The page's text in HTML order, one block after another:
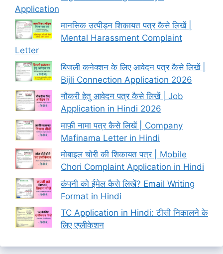
Application
मानसिक उत्पीड़न शिकायत पत्र कैसे लिखें |
Mental Harassment Complaint
Letter
बिजली कनेक्शन के लिए आवेदन पत्र कैसे लिखें |
Bijli Connection Application 2026
नौकरी हेतु आवेदन पत्र कैसे लिखें | Job
Application in Hindi 2026
माफ़ी नामा पत्र कैसे लिखें | Company
Mafinama Letter in Hindi
मोबाइल चोरी की शिकायत पत्र | Mobile
Chori Complaint Application in Hindi
कंपनी को ईमेल कैसे लिखें? Email Writing
Format in Hindi
TC Application in Hindi: टीसी निकालने के
लिए एप्लीकेशन